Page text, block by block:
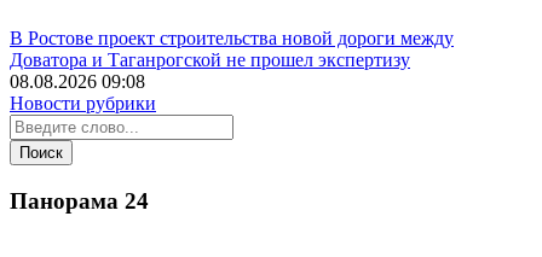
В Ростове проект строительства новой дороги между
Доватора и Таганрогской не прошел экспертизу
08.08.2026 09:08
Новости рубрики
Панорама 24